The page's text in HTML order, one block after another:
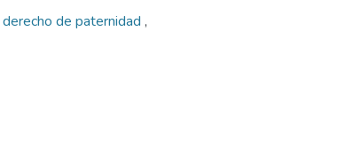
de paternidad ,